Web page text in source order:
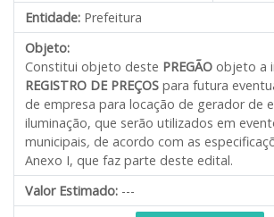
Entidade: Prefeitura
Objeto:
Constitui objeto deste PREGÃO objeto a
REGISTRO DE PREÇOS para futura
de empresa para locação de gerador de
iluminação, que serão utilizados em
municipais, de acordo com as
Anexo I, que faz parte deste edital.
Valor Estimado: ---